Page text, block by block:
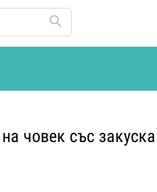
човек със